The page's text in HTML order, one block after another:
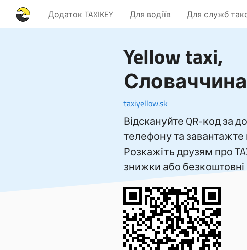
Додаток TAXIKEY Для водіїв Для служб
Yellow taxi,
Словаччина
taxiyellow.sk
Відскануйте QR-код за
телефону та
Розкажіть друзям про
знижки або безкоштовні